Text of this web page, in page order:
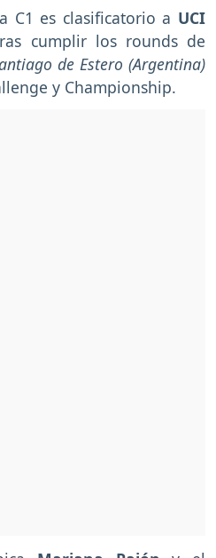
C1 es clasificatorio a UCI
cumplir los rounds de
de Estero (Argentina)
y Championship.